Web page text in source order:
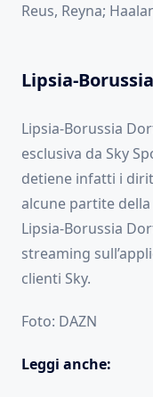
Reus, Reyna;
Lipsia-
Lipsia-Borussia
esclusiva da Sky
detiene infatti i
alcune partite
Lipsia-Borussia
streaming
clienti Sky.
Foto: DAZN
Leggi anche: